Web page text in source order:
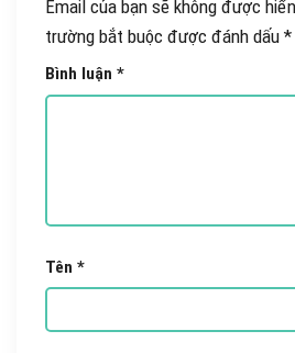
Email của bạn sẽ không được
trường bắt buộc được đánh dấu *
Bình luận *
Tên *